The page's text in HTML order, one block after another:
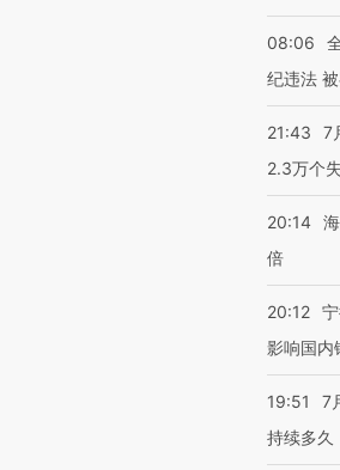
08:06
纪违法
21:43
7
2.3万个
20:14
倍
20:12
影响国内
19:51
7
持续多久